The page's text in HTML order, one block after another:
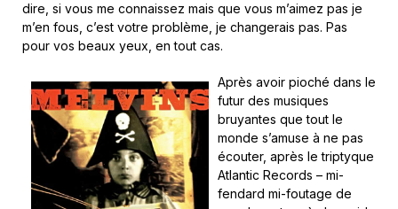
dire, si vous me connaissez mais que vous m’aimez pas je
m’en fous, c’est votre problème, je changerais pas. Pas
pour vos beaux yeux, en tout cas.
Après avoir pioché dans le
futur des musiques
bruyantes que tout le
monde s’amuse à ne pas
écouter, après le triptyque
Atlantic Records – mi-
fendard mi-foutage de